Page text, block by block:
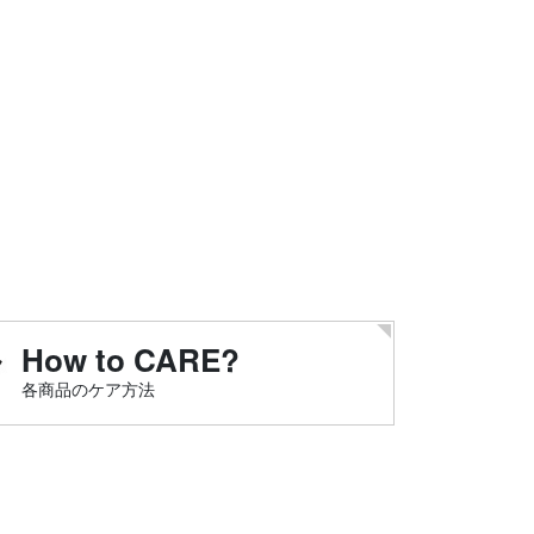
How to CARE?
各商品のケア方法